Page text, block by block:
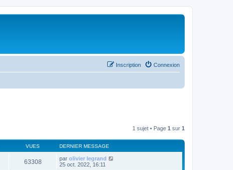
Connexion
Inscription
1 sujet • Page 1 sur 1
VUES DERNIER MESSAGE
63308 par olivier legrand
25 oct. 2022, 16:11